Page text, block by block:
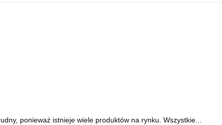
ponieważ istnieje wiele produktów na rynku. Wszystkie...